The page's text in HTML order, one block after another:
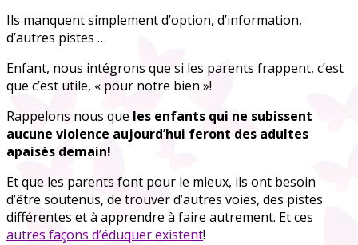
Ils manquent simplement d’option, d’information,
d’autres pistes …
Enfant, nous intégrons que si les parents frappent, c’est
que c’est utile, « pour notre bien »!
Rappelons nous que les enfants qui ne subissent
aucune violence aujourd’hui feront des adultes
apaisés demain!
Et que les parents font pour le mieux, ils ont besoin
d’être soutenus, de trouver d’autres voies, des pistes
différentes et à apprendre à faire autrement. Et ces
autres façons d’éduquer existent!